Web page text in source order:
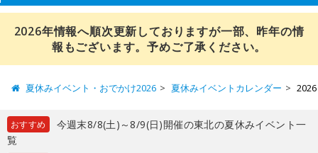
2026年情報へ順次更新しておりますが一部、昨年の情
報もございます。予めご了承ください。
夏休みイベント・おでかけ2026 夏休みイベントカレンダー
おすすめ
今週末8/8(土)～8/9(日)開催の東北の夏休みイベント一
覧